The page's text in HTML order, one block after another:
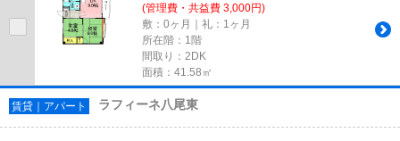
(管理費・共益費 3,000円)
敷：0ヶ月｜礼：1ヶ月
所在階：1階
間取り：2DK
面積：41.58㎡
賃貸｜アパート ラフィーネ八尾東